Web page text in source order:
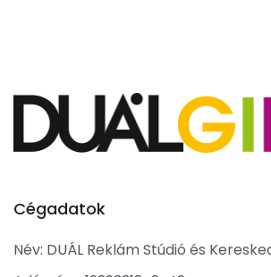
Cégadatok
Név: DUÁL Reklám Stúdió és